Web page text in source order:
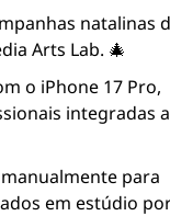
natalinas
Arts Lab. 🎄
o iPhone 17 Pro,
integradas
para
em estúdio